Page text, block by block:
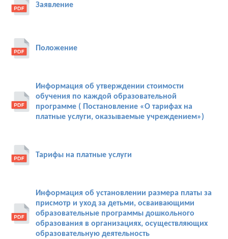
Заявление
Положение
Информация об утверждении стоимости
обучения по каждой образовательной
программе ( Постановление «О тарифах на
платные услуги, оказываемые учреждением»)
Тарифы на платные услуги
Информация об установлении размера платы за
присмотр и уход за детьми, осваивающими
образовательные программы дошкольного
образования в организациях, осуществляющих
образовательную деятельность